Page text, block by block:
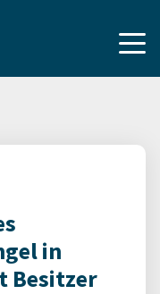
in
Besitzer